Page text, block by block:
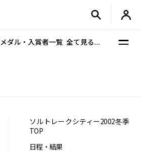
メダル・入賞者一覧 全て見る...
ソルトレークシティー2002冬季
TOP
日程・結果